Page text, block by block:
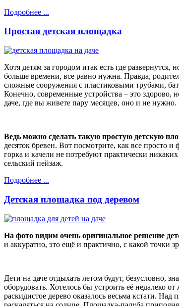
Подробнее ...
Простая детская площадка
Хотя детям за городом итак есть где
больше времени, все равно нужна. Правда,
сложные сооружения с пластиковыми трубами,
Конечно, современные устройства – это здорово,
даче, где вы живете пару месяцев, оно и не нужно.
Ведь можно сделать такую простую детскую
десяток бревен. Вот посмотрите, как все просто
горка и качели не потребуют практически
сельский пейзаж.
Подробнее ...
Детская площадка под деревом
На фото видим очень оригинальное решение
и аккуратно, это ещё и практично, с какой точки
Дети на даче отдыхать летом будут, безусловно,
оборудовать. Хотелось бы устроить её недалеко
раскидистое дерево оказалось весьма кстати. Над